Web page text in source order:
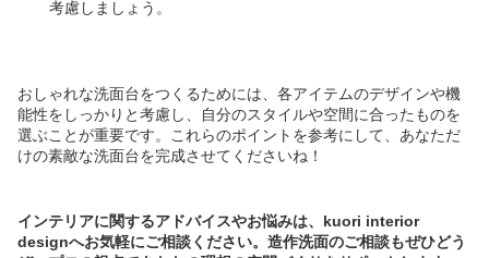
考慮しましょう。
おしゃれな洗面台をつくるためには、各アイテムのデザインや機
能性をしっかりと考慮し、自分のスタイルや空間に合ったものを
選ぶことが重要です。これらのポイントを参考にして、あなただ
けの素敵な洗面台を完成させてくださいね！
インテリアに関するアドバイスやお悩みは、kuori interior
designへお気軽にご相談ください。造作洗面のご相談もぜひどう